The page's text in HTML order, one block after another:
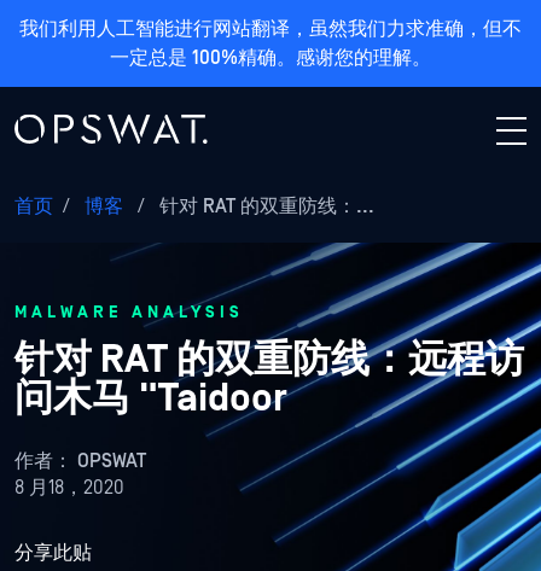
我们利用人工智能进行网站翻译，虽然我们力求准确，但不
一定总是 100%精确。感谢您的理解。
首页 / 博客 / 针对 RAT 的双重防线：...
MALWARE ANALYSIS
针对 RAT 的双重防线：远程访
问木马 "Taidoor
作者： OPSWAT
8 月18，2020
分享此贴